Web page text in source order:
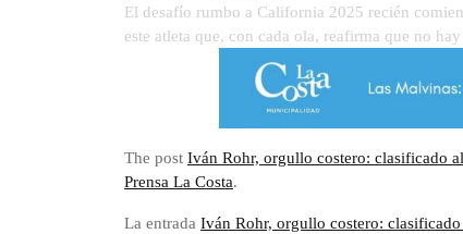
El desafío rumbo a California 2025 recién
este atleta que, con cada ola, reafirma que no
The post Iván Rohr, orgullo costero: clasificado
Prensa La Costa.
La entrada Iván Rohr, orgullo costero: